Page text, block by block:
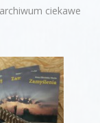
ciekawe